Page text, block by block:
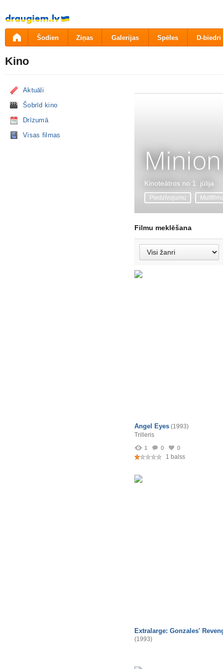
Pāriet
uz
saturu
Šodien Ziņas Galerijas Spēles D-biedri
Kino
Aktuāli
Šobrīd kino
Drīzumā
Visas filmas
Kinoteātros no 1. jūlija
Piedzīvojumu
Filmu meklēšana
Angel Eyes (1993)
Trilleris
1 0 0
1 balss
Extralarge: Gonzales'
(1993)